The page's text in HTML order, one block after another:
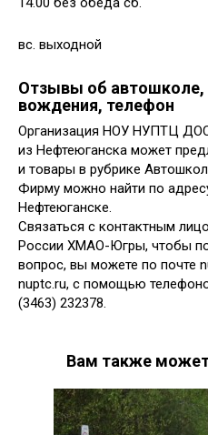
вс. выходной
Отзывы об автошколе,
вождения, телефон
Организация НОУ НУПТЦ
из Нефтеюганска может
и товары в рубрике
Фирму можно найти по
Нефтеюганске.
Связаться с контактным
России ХМАО-Югры, чтобы
вопрос, вы можете по почте
nuptc.ru, с помощью
(3463) 232378.
Вам также